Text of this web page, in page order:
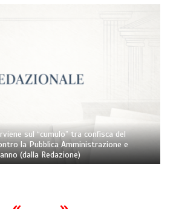
sul “cumulo” tra confisca del
la Pubblica Amministrazione e
(dalla Redazione)